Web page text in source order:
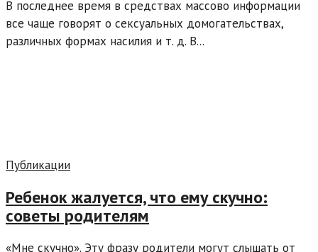
В последнее время в средствах массово информации
все чаще говорят о сексуальных домогательствах,
различных формах насилия и т. д. В...
Публикации
Ребенок жалуется, что ему скучно:
советы родителям
«Мне скучно». Эту фразу родители могут слышать от